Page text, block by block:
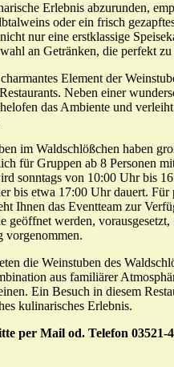
Erlebnis abzurunden,
oder ein frisch
nur eine erstklassige
an Getränken, die perfekt
Element der
Neben einer
das Ambiente und
im Waldschlößchen haben
für Gruppen ab 8 Personen
sonntags von 10:00 Uhr bis
bis etwa 17:00 Uhr dauert. Für
Ihnen das Eventteam zur
geöffnet werden, vorausgesetzt,
vorgenommen.
die Weinstuben des
aus familiärer
Ein Besuch in diesem
kulinarisches Erlebnis.
per Mail od. Telefon 03521-